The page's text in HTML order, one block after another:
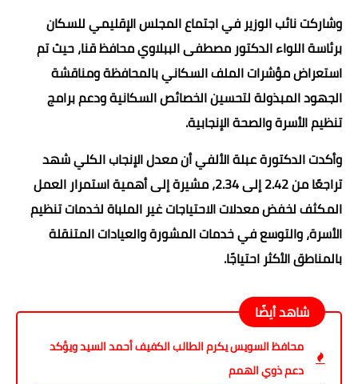
وشاركت نائب الوزير في اجتماع المجلس الإقليمي للسكان
برئاسة اللواء الدكتور مصطفى الببلاوي محافظ قنا، حيث تم
استعراض مؤشرات الملف السكاني بالمحافظة ومناقشة
الجهود المبذولة لتحسين الخصائص السكانية ودعم برامج
تنظيم الأسرة والصحة الإنجابية.
وأكدت الدكتورة عبلة الألفي أن معدل الإنجاب الكلي شهد
تراجعًا من 2.42 إلى 2.34، مشيرة إلى أهمية استمرار العمل
المكثف لخفض معدلات الاحتياجات غير الملباة لخدمات تنظيم
الأسرة، والتوسع في خدمات المشورة والعيادات المتنقلة
بالمناطق الأكثر احتياجًا.
شاهد أيضًا
محافظ السويس يكرم الطالب الكفيف أحمد السيد ويؤكد
دعم ذوي الهمم